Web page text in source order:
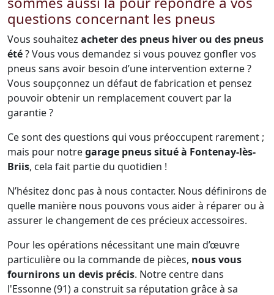
questions concernant les pneus
Vous souhaitez acheter des pneus hiver ou des pneus
été? Vous vous demandez si vous pouvez gonfler vos
pneus sans avoir besoin d’une intervention externe ?
Vous soupçonnez un défaut de fabrication et pensez
pouvoir obtenir un remplacement couvert par la
garantie ?
Ce sont des questions qui vous préoccupent rarement ;
mais pour notregarage pneus situé à Fontenay-lès-
Briis, cela fait partie du quotidien !
N’hésitez donc pas à nous contacter. Nous définirons de
quelle manière nous pouvons vous aider à réparer ou à
assurer le changement de ces précieux accessoires.
Pour les opérations nécessitant une main d’œuvre
particulière ou la commande de pièces, nous vous
fournirons un devis précis. Notre centre dans
l'Essonne (91) a construit sa réputation grâce à sa